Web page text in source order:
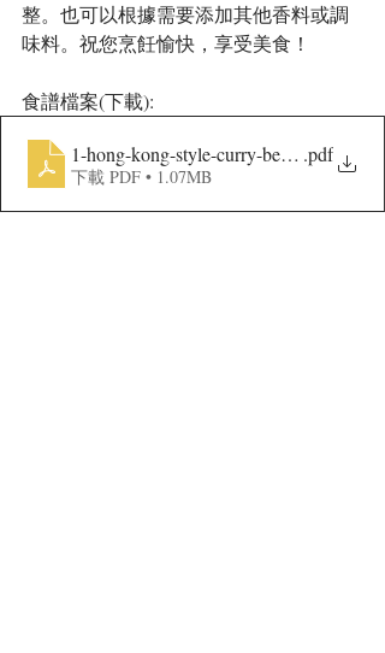
整。也可以根據需要添加其他香料或調
味料。祝您烹飪愉快，享受美食！
食譜檔案(下載):
1-hong-kong-style-curry-beef-brisket
.pdf
下載 PDF • 1.07MB